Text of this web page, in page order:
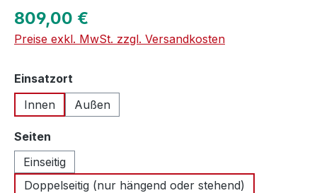
Regulärer Preis:
809,00 €
Preise exkl. MwSt. zzgl. Versandkosten
Einsatzort
Innen
Außen
Seiten
Einseitig
Doppelseitig (nur hängend oder stehend)